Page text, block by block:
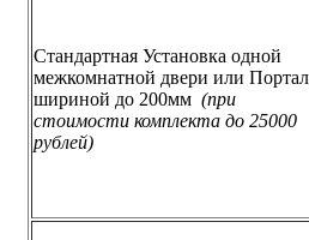
Стандартная Установка одной
межкомнатной двери или
шириной до 200мм (при
стоимости комплекта до 25000
рублей)